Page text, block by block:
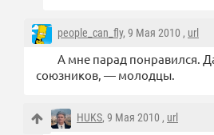
people_can_fly, 9 Мая 2010 , url
А мне парад понравился.
союзников, — молодцы.
HUKS, 9 Мая 2010 , url